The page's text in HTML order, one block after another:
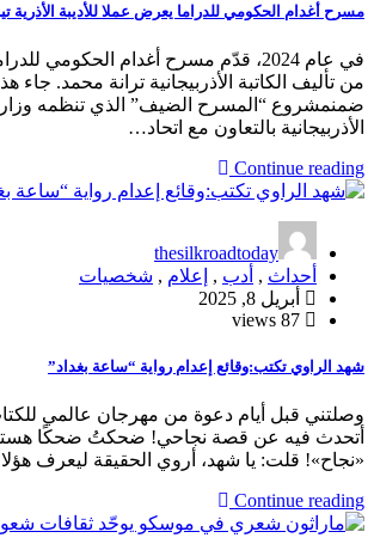
مسرح أغدام الحكومي للدراما يعرض عملا للأديبة الأذرية
في عام 2024، قدّم مسرح أغدام الحكومي
من تأليف الكاتبة الأذربيجانية ترانة محمد. جاء
ضمنمشروع “المسرح الضيف” الذي تنظمه وزارة
الأذربيجانية بالتعاون مع اتحاد…
Continue reading
thesilkroadtoday
أحداث , أدب , إعلام , شخصيات
أبريل 8, 2025
شهد الراوي تكتب:وقائع إعدام رواية “ساعة بغداد”
وصلتني قبل أيام دعوة من مهرجان عالمي
أتحدث فيه عن قصة نجاحي! ضحكتُ ضحكًا
«نجاح»! قلت: يا شهد، أروي الحقيقة ليعرف
Continue reading